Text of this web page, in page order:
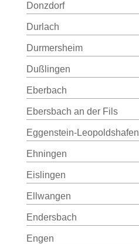
Donzdorf
Durlach
Durmersheim
Dußlingen
Eberbach
Ebersbach an der Fils
Eggenstein-Leopoldshafen
Ehningen
Eislingen
Ellwangen
Endersbach
Engen